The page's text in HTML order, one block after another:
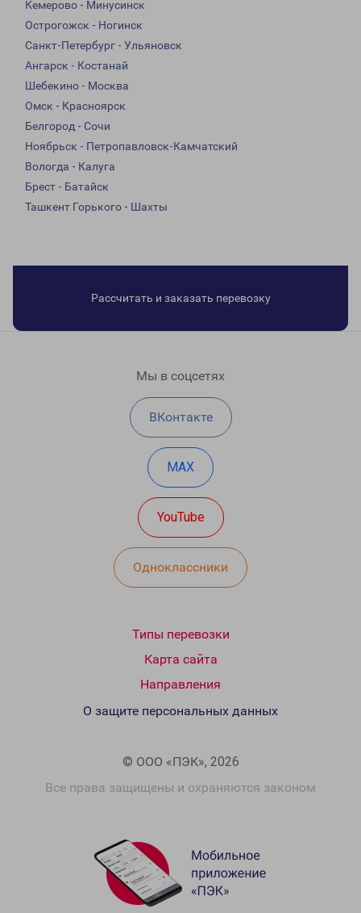
Кемерово - Минусинск
Острогожск - Ногинск
Санкт-Петербург - Ульяновск
Ангарск - Костанай
Шебекино - Москва
Омск - Красноярск
Белгород - Сочи
Ноябрьск - Петропавловск-Камчатский
Вологда - Калуга
Брест - Батайск
Ташкент Горького - Шахты
Рассчитать и заказать перевозку
Мы в соцсетях
ВКонтакте
MAX
YouTube
Одноклассники
Типы перевозки
Карта сайта
Направления
© ООО «ПЭК», 2026
Все права защищены и охраняются законом
О защите персональных данных